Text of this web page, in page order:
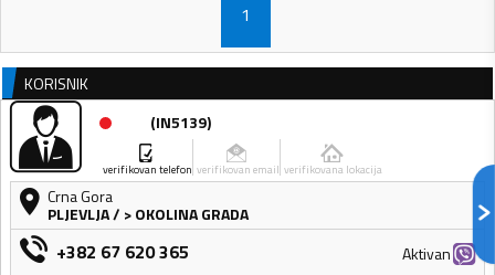
1
KORISNIK
(IN5139)
verifikovan telefon verifikovan email verifikovana lokacija
Crna Gora
PLJEVLJA/ > OKOLINA GRADA
+382 67 620 365 Aktivan